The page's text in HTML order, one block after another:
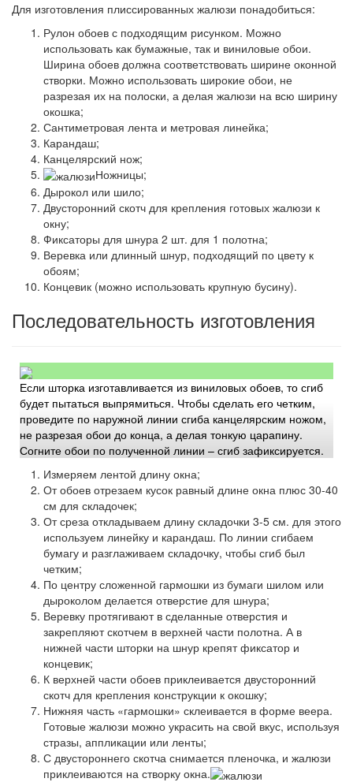
Для изготовления плиссированных жалюзи понадобиться:
Рулон обоев с подходящим рисунком. Можно
использовать как бумажные, так и виниловые обои.
Ширина обоев должна соответствовать ширине оконной
створки. Можно использовать широкие обои, не
разрезая их на полоски, а делая жалюзи на всю ширину
окошка;
Сантиметровая лента и метровая линейка;
Карандаш;
Канцелярский нож;
Ножницы;
Дырокол или шило;
Двусторонний скотч для крепления готовых жалюзи к
окну;
Фиксаторы для шнура 2 шт. для 1 полотна;
Веревка или длинный шнур, подходящий по цвету к
обоям;
Концевик (можно использовать крупную бусину).
Последовательность изготовления
Если шторка изготавливается из виниловых обоев, то сгиб
будет пытаться выпрямиться. Чтобы сделать его четким,
проведите по наружной линии сгиба канцелярским ножом,
не разрезая обои до конца, а делая тонкую царапину.
Согните обои по полученной линии – сгиб зафиксируется.
Измеряем лентой длину окна;
От обоев отрезаем кусок равный длине окна плюс 30-40
см для складочек;
От среза откладываем длину складочки 3-5 см. для этого
используем линейку и карандаш. По линии сгибаем
бумагу и разглаживаем складочку, чтобы сгиб был
четким;
По центру сложенной гармошки из бумаги шилом или
дыроколом делается отверстие для шнура;
Веревку протягивают в сделанные отверстия и
закрепляют скотчем в верхней части полотна. А в
нижней части шторки на шнур крепят фиксатор и
концевик;
К верхней части обоев приклеивается двусторонний
скотч для крепления конструкции к окошку;
Нижняя часть «гармошки» склеивается в форме веера.
Готовые жалюзи можно украсить на свой вкус, используя
стразы, аппликации или ленты;
С двустороннего скотча снимается пленочка, и жалюзи
приклеиваются на створку окна.